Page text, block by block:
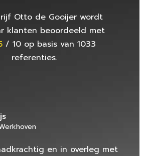
Otto de Gooijer wordt
klanten beoordeeld met
/ 10op basis van 1033
referenties.
en in overleg met